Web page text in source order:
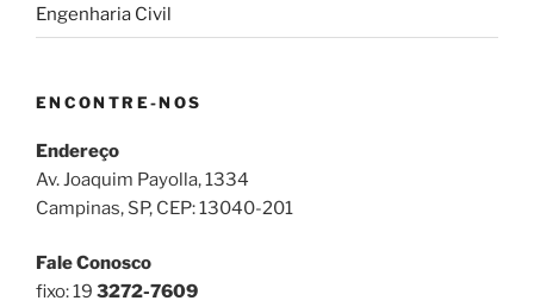
Engenharia Civil
ENCONTRE-NOS
Endereço
Av. Joaquim Payolla, 1334
Campinas, SP, CEP: 13040-201
Fale Conosco
fixo: 19 3272-7609